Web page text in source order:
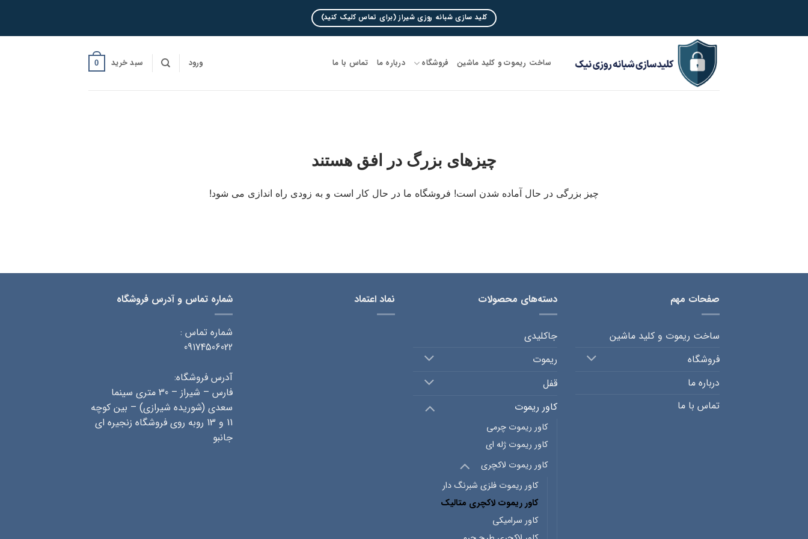
content
کلید سازی شبانه روزی شیراز (برای تماس کلیک کنید)
ساخت ریموت و کلید ماشین فروشگاه درباره ما تماس با ما ورود سبد خرید 0
چیزهای بزرگ در افق هستند
چیز بزرگی در حال آماده شدن است! فروشگاه ما در حال کار است و به زودی راه اندازی می شود!
صفحات مهم
ساخت ریموت و کلید ماشین
فروشگاه
درباره ما
تماس با ما
دسته‌های محصولات
جاکلیدی
ریموت
قفل
کاور ریموت
کاور ریموت چرمی
کاور ریموت ژله ای
کاور ریموت لاکچری
کاور ریموت فلزی شبرنگ دار
کاور ریموت لاکچری متالیک
کاور سرامیکی
نماد اعتماد شماره تماس و آدرس فروشگاه
شماره تماس :
09174506022
آدرس فروشگاه:
فارس – شیراز – 30 متری سینما
سعدی (شوریده شیرازی) – بین کوچه
11 و 13 روبه روی فروشگاه زنجیره ای
جانبو